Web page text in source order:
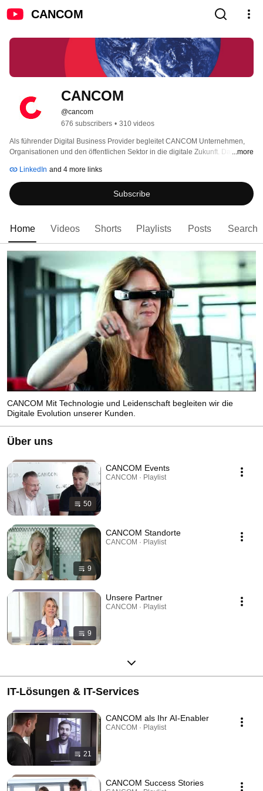
CANCOM
CANCOM
@cancom
676 subscribers • 310 videos
Als führender Digital Business Provider begleitet CANCOM Unternehmen,
Organisationen und den öffentlichen Sektor in die digitale Zukunft. Das
Lösungen als auch datenbasierte Digital Solutions, Managed Services
sowie Cloud Dienste. Mit Leidenschaft und Technologie begleiten wir die
Digitale Evolution unserer Kunden und unterstützen sie dabei, die
Komplexität ihrer IT zu reduzieren und neue Geschäftsmodelle zu
Business-Anforderungen.
...more
LinkedIn and 4 more links
Subscribe
Home Videos Shorts Playlists Posts Search
CANCOM Mit Technologie und Leidenschaft begleiten wir die
Digitale Evolution unserer Kunden.
Über uns
50
CANCOM Events
CANCOM · Playlist
9
CANCOM Standorte
CANCOM · Playlist
9
Unsere Partner
CANCOM · Playlist
IT-Lösungen & IT-Services
21
CANCOM als Ihr AI-Enabler
CANCOM · Playlist
CANCOM Success Stories